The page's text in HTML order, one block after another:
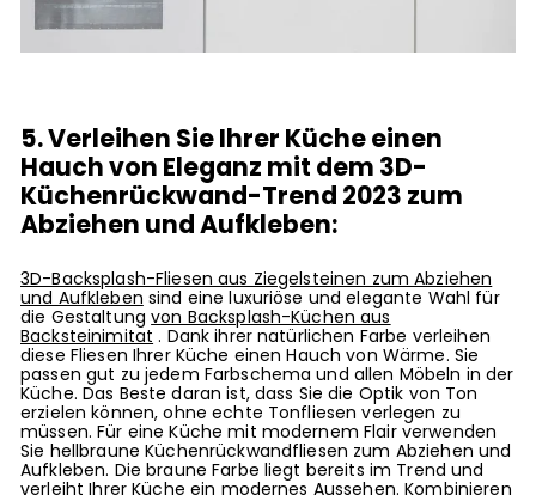
5. Verleihen Sie Ihrer Küche einen
Hauch von Eleganz mit dem 3D-
Küchenrückwand-Trend 2023 zum
Abziehen und Aufkleben:
3D-Backsplash-Fliesen aus Ziegelsteinen zum Abziehen
und Aufkleben sind eine luxuriöse und elegante Wahl für
die Gestaltungvon Backsplash-Küchen aus
Backsteinimitat . Dank ihrer natürlichen Farbe verleihen
diese Fliesen Ihrer Küche einen Hauch von Wärme. Sie
passen gut zu jedem Farbschema und allen Möbeln in der
Küche. Das Beste daran ist, dass Sie die Optik von Ton
erzielen können, ohne echte Tonfliesen verlegen zu
müssen. Für eine Küche mit modernem Flair verwenden
Sie hellbraune Küchenrückwandfliesen zum Abziehen und
Aufkleben. Die braune Farbe liegt bereits im Trend und
verleiht Ihrer Küche ein modernes Aussehen. Kombinieren